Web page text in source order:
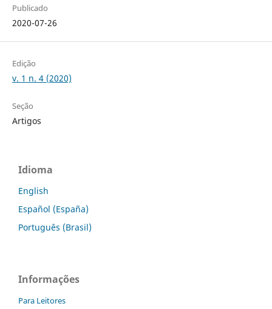
Publicado
2020-07-26
Edição
v. 1 n. 4 (2020)
Seção
Artigos
Idioma
English
Español (España)
Português (Brasil)
Informações
Para Leitores